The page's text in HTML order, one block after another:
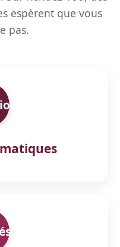
espèrent que vous
pas.